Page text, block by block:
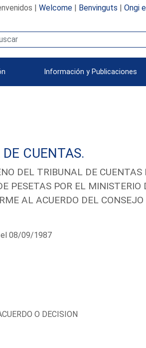
| Welcome| Benvinguts | Ongi
Información y Publicaciones
CUENTAS.
DEL TRIBUNAL DE CUENTAS
PESETAS POR EL MINISTERIO
AL ACUERDO DEL
08/09/1987
O DECISION